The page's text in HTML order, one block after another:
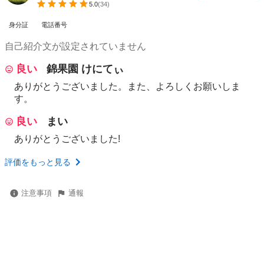
5.0(34)
身分証 電話番号
自己紹介文が設定されていません
良い 錦果園 けにてぃ
ありがとうございました。また、よろしくお願いしま
す。
良い まい
ありがとうございました!
評価をもっと見る
注意事項 通報